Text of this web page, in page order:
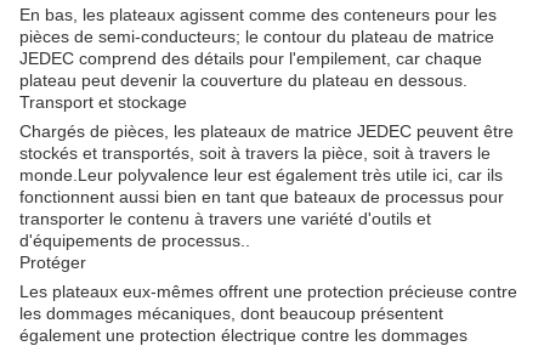
En bas, les plateaux agissent comme des conteneurs pour les
pièces de semi-conducteurs; le contour du plateau de matrice
JEDEC comprend des détails pour l'empilement, car chaque
plateau peut devenir la couverture du plateau en dessous.
Transport et stockage
Chargés de pièces, les plateaux de matrice JEDEC peuvent être
stockés et transportés, soit à travers la pièce, soit à travers le
monde.Leur polyvalence leur est également très utile ici, car ils
fonctionnent aussi bien en tant que bateaux de processus pour
transporter le contenu à travers une variété d'outils et
d'équipements de processus..
Protéger
Les plateaux eux-mêmes offrent une protection précieuse contre
les dommages mécaniques, dont beaucoup présentent
également une protection électrique contre les dommages